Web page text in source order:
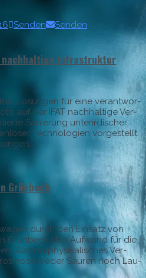
Senden Senden
nachhaltige Infrastruktur
„Lösun­gen für eine ver­ant­wor­
auf der IFAT nach­haltige Ver­
Sanierung unterirdis­ch­er
Tech­nolo­gien vorgestellt.
…
Grünbeck
durch den Ein­satz von
Grün­beck den Aufwand für die
Als rein physikalis­ches Ver­
wed­er Säuren noch Lau­